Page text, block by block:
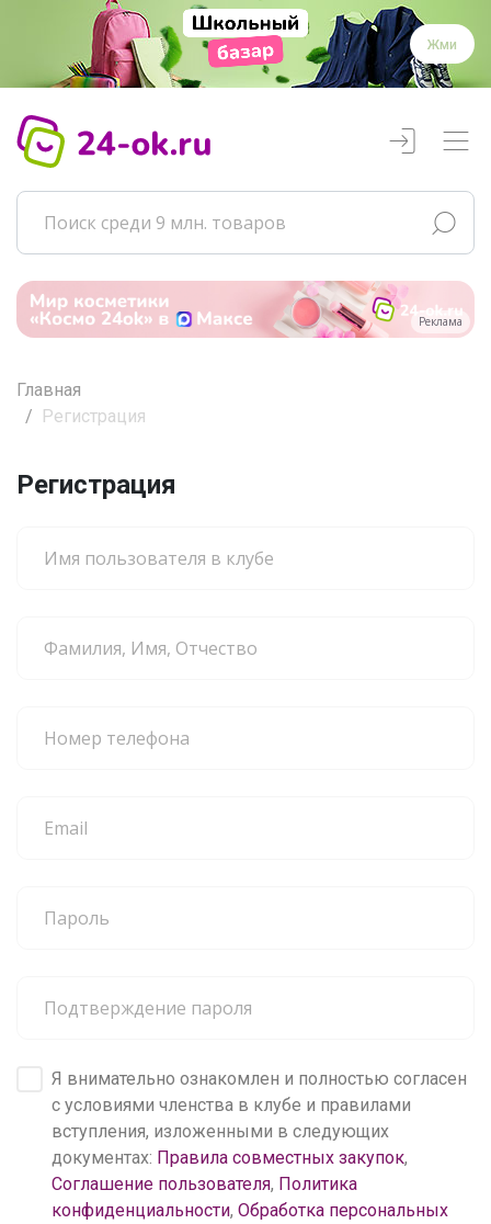
Жми
Реклама
Главная
Регистрация
Регистрация
Я внимательно ознакомлен и полностью согласен
с условиями членства в клубе и правилами
вступления, изложенными в следующих
документах: Правила совместных закупок,
Соглашение пользователя, Политика
конфиденциальности, Обработка персональных